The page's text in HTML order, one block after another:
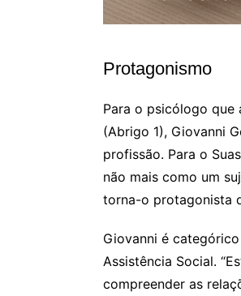
Protagonismo
Para o psicólogo que
(Abrigo 1), Giovanni
profissão. Para o
não mais como um
torna-o protagonista
Giovanni é
Assistência Social.
compreender as